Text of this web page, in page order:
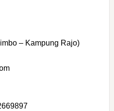
– Kampung Rajo)